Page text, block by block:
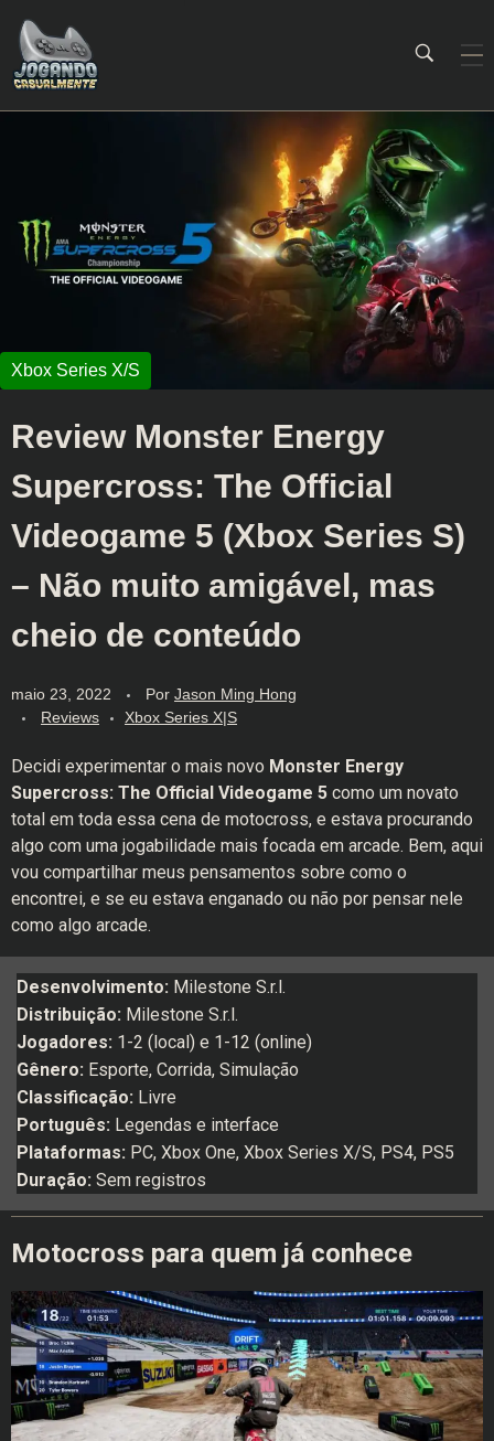
Review Monster Energy
Supercross: The Official
Videogame 5 (Xbox Series S)
– Não muito amigável, mas
cheio de conteúdo
maio 23, 2022 Por Jason Ming Hong
Reviews
Xbox Series X|S
Decidi experimentar o mais novo Monster Energy
Supercross: The Official Videogame 5 como um novato
total em toda essa cena de motocross, e estava procurando
algo com uma jogabilidade mais focada em arcade. Bem, aqui
vou compartilhar meus pensamentos sobre como o
encontrei, e se eu estava enganado ou não por pensar nele
como algo arcade.
Desenvolvimento: Milestone S.r.l.
Distribuição: Milestone S.r.l.
Jogadores: 1-2 (local) e 1-12 (online)
Gênero: Esporte, Corrida, Simulação
Classificação: Livre
Português: Legendas e interface
Plataformas: PC, Xbox One, Xbox Series X/S, PS4, PS5
Duração: Sem registros
Motocross para quem já conhece